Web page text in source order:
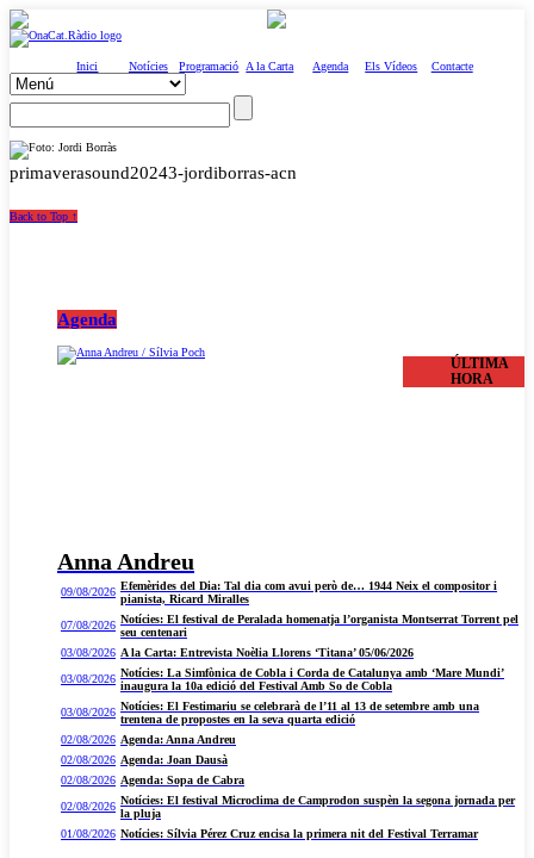
Inici Notícies Programació A la Carta Agenda Els Vídeos Contacte
primaverasound20243-jordiborras-acn
Back to Top ↑
Agenda
Anna Andreu
ÚLTIMA
HORA
09/08/2026 Efemèrides del Dia: Tal dia com avui però de… 1944 Neix el compositor i
pianista, Ricard Miralles
07/08/2026 Notícies: El festival de Peralada homenatja l’organista Montserrat Torrent pel
seu centenari
03/08/2026 A la Carta: Entrevista Noèlia Llorens ‘Titana’ 05/06/2026
03/08/2026 Notícies: La Simfònica de Cobla i Corda de Catalunya amb ‘Mare Mundi’
inaugura la 10a edició del Festival Amb So de Cobla
03/08/2026 Notícies: El Festimariu se celebrarà de l’11 al 13 de setembre amb una
trentena de propostes en la seva quarta edició
02/08/2026 Agenda: Anna Andreu
02/08/2026 Agenda: Joan Dausà
02/08/2026 Agenda: Sopa de Cabra
02/08/2026 Notícies: El festival Microclima de Camprodon suspèn la segona jornada per
la pluja
01/08/2026 Notícies: Sílvia Pérez Cruz encisa la primera nit del Festival Terramar